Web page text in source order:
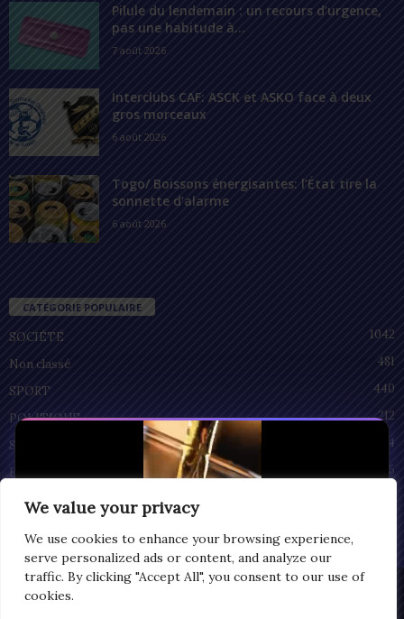
We value your privacy
We use cookies to enhance your browsing experience,
serve personalized ads or content, and analyze our
traffic. By clicking "Accept All", you consent to our use of
cookies.
Pilule du lendemain : un recours d’urgence,
pas une habitude à...
7 août 2026
Interclubs CAF: ASCK et ASKO face à deux
gros morceaux
6 août 2026
Togo/ Boissons énergisantes: l’État tire la
sonnette d’alarme
6 août 2026
CATÉGORIE POPULAIRE
SOCIÉTÉ
1042
Non classé
481
SPORT
440
POLITIQUE
212
SANTÉ
94
ECONOMIE
55
CULTURE
Privacy